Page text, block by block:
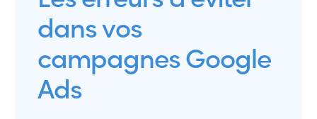
dans vos
campagnes Google
Ads